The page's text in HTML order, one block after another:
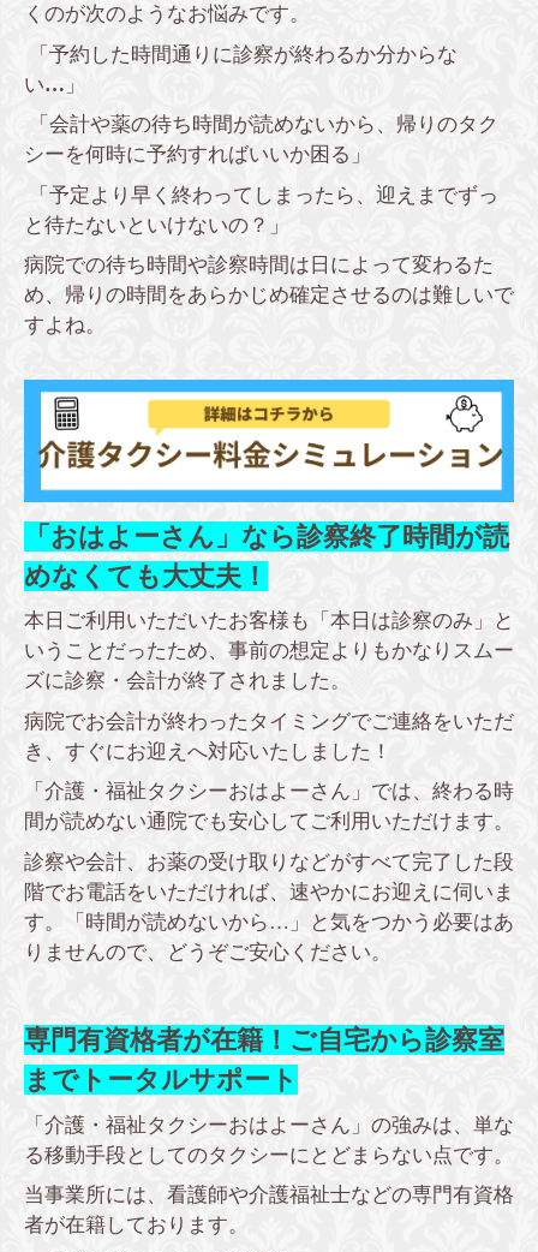
くのが次のようなお悩みです。
「予約した時間通りに診察が終わるか分からな
い… 」
「会計や薬の待ち時間が読めないから、帰りのタク
シーを何時に予約すればいいか困る」
「予定より早く終わってしまったら、迎えまでずっ
と待たないといけないの？」
病院での待ち時間や診察時間は日によって変わるた
め、帰りの時間をあらかじめ確定させるのは難しいで
すよね。
「おはよーさん」なら診察終了時間が読
めなくても大丈夫！
本日ご利用いただいたお客様も「本日は診察のみ」と
いうことだったため、事前の想定よりもかなりスムー
ズに診察・会計が終了されました。
病院でお会計が終わったタイミングでご連絡をいただ
き、すぐにお迎えへ対応いたしました！
「介護・福祉タクシーおはよーさん」では、終わる時
間が読めない通院でも安心してご利用いただけます。
診察や会計、お薬の受け取りなどがすべて完了した段
階でお電話をいただければ、速やかにお迎えに伺いま
す。「時間が読めないから…」と気をつかう必要はあ
りませんので、どうぞご安心ください。
専門有資格者が在籍！ご自宅から診察室
までトータルサポート
「介護・福祉タクシーおはよーさん」の強みは、単な
る移動手段としてのタクシーにとどまらない点です。
当事業所には、看護師や介護福祉士などの専門有資格
者が在籍しております。